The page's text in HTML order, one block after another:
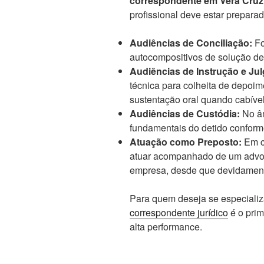
profissional deve estar
Audiências de Conciliação:
autocompositivos de solução
Audiências de Instrução e
técnica para colheita de
sustentação oral quando
Audiências de Custódia: No
fundamentais do detido
Atuação como Preposto: Em
atuar acompanhado de um
empresa, desde que
Para quem deseja se
correspondente jurídicoé o
alta performance.